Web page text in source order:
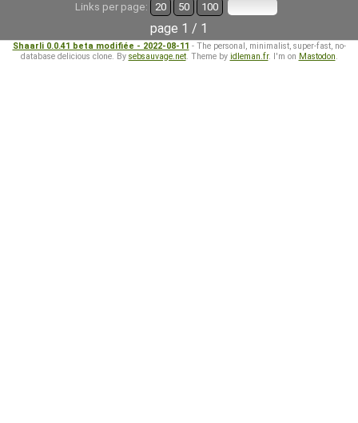
Links per page: 20 50 100
page 1 / 1
Shaarli 0.0.41 beta modifiée - 2022-08-11 - The personal, minimalist, super-fast, no-
database delicious clone. By sebsauvage.net. Theme by idleman.fr. I'm on Mastodon.